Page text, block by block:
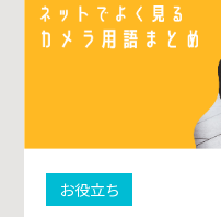
お役立ち